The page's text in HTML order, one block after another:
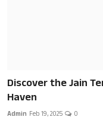
Discover the Jain
Haven
Admin Feb 19, 2025 0